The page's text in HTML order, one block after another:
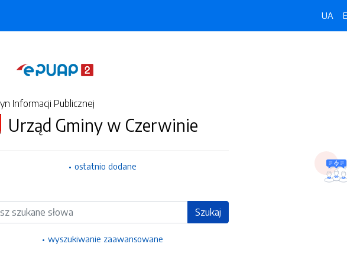
UA
Informacji Publicznej
Urząd Gminy w Czerwinie
ostatnio dodane
Szukaj
wyszukiwanie zaawansowane